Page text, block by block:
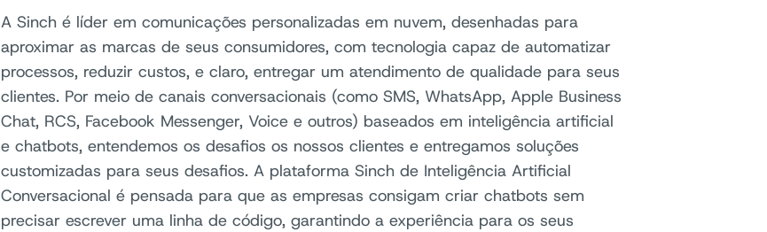
A Sinch é líder em comunicações personalizadas em nuvem, desenhadas para
aproximar as marcas de seus consumidores, com tecnologia capaz de automatizar
processos, reduzir custos, e claro, entregar um atendimento de qualidade para seus
clientes. Por meio de canais conversacionais (como SMS, WhatsApp, Apple Business
Chat, RCS, Facebook Messenger, Voice e outros) baseados em inteligência artificial
e chatbots, entendemos os desafios os nossos clientes e entregamos soluções
customizadas para seus desafios. A plataforma Sinch de Inteligência Artificial
Conversacional é pensada para que as empresas consigam criar chatbots sem
precisar escrever uma linha de código, garantindo a experiência para os seus